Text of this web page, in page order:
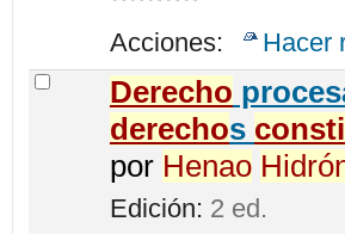
Acciones: Hacer
Derecho
derechos
por Henao
Edición: 2 ed.